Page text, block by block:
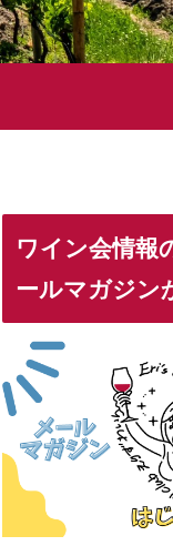
ワイン会情報
ールマガジン